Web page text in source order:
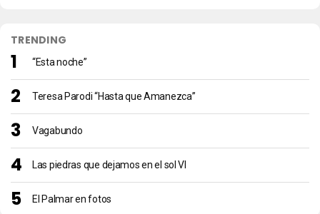
TRENDING
“Esta noche”
Teresa Parodi “Hasta que Amanezca”
Vagabundo
Las piedras que dejamos en el sol VI
El Palmar en fotos